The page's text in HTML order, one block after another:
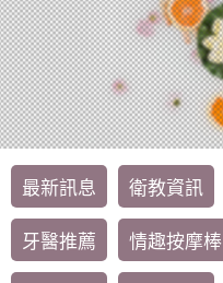
最新訊息 衛教資訊
牙醫推薦 情趣按摩棒